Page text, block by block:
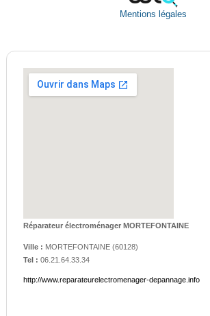
Mentions légales
Réparateur électroménager MORTEFONTAINE
Ville : MORTEFONTAINE(60128)
Tel : 06.21.64.33.34
http://www.reparateurelectromenager-depannage.info